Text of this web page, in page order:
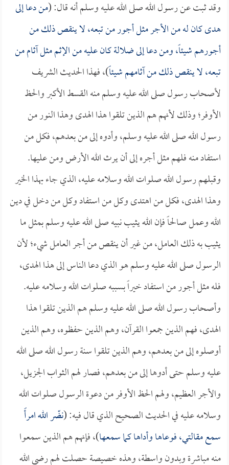
وقد ثبت عن رسول الله صلى الله عليه وسلم أنه قال: (من دعا إلى
هدى كان له من الأجر مثل أجور من تبعه، لا ينقص ذلك من
أجورهم شيئاً، ومن دعا إلى ضلالة كان عليه من الإثم مثل آثام من
تبعه، لا ينقص ذلك من آثامهم شيئاً)، فهذا الحديث الشريف
لأصحاب رسول صلى الله عليه وسلم منه القسط الأكبر والحظ
الأوفر؛ وذلك لأنهم هم الذين تلقوا هذا الهدى وهذا النور من
رسول الله صلى الله عليه وسلم، وأدوه إلى من بعدهم، فكل من
استفاد منه فلهم مثل أجره إلى أن يرث الله الأرض ومن عليها.
وقبلهم رسول الله صلوات الله وسلامه عليه، الذي جاء بهذا الخير
وهذا الهدى، فكل من اهتدى وكل من استفاد وكل من دخل في دين
الله وعمل صالحاً فإن الله يثيب نبيه صلى الله عليه وسلم بمثل ما
يثيب به ذلك العامل، من غير أن ينقص من أجر العامل شيء؛ لأن
الرسول صلى الله عليه وسلم هو الذي دعا الناس إلى هذا الهدى،
فله مثل أجور من استفاد خيراً بسببه صلوات الله وسلامه عليه.
وأصحاب رسول الله صلى الله عليه وسلم هم الذين تلقوا هذا
الهدى، فهم الذين جمعوا القرآن، وهم الذين حفظوه، وهم الذين
أوصلوه إلى من بعدهم، وهم الذين تلقوا سنة رسول الله صلى الله
عليه وسلم حتى أدوها إلى من بعدهم، فصار لهم الثواب الجزيل،
والأجر العظيم، ولهم الحظ الأوفر من دعوة الرسول صلوات الله
وسلامه عليه في الحديث الصحيح الذي قال فيه: (نضّر الله امرأً
سمع مقالتي، فوعاها وأداها كما سمعها)، فإنهم هم الذين سمعوا
منه مباشرة وبدون واسطة، وهذه خصيصة حصلت لهم رضي الله